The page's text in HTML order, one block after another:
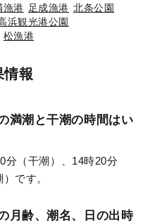
漁港 足成漁港 北条公園
浜観光港公園
松漁港
情報
満潮と干潮の時間はい
分（干潮）、14時20分
です。
月齢、潮名、日の出時